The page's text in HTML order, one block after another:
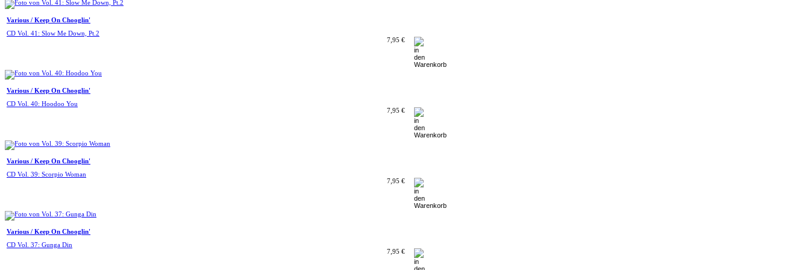
Various / Keep On Chooglin'
CD Vol. 41: Slow Me Down, Pt.2
7,95 €
Various / Keep On Chooglin'
CD Vol. 40: Hoodoo You
7,95 €
Various / Keep On Chooglin'
CD Vol. 39: Scorpio Woman
7,95 €
Various / Keep On Chooglin'
CD Vol. 37: Gunga Din
7,95 €